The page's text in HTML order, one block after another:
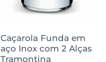
Caçarola Funda em
aço Inox com 2 Alças
Tramontina